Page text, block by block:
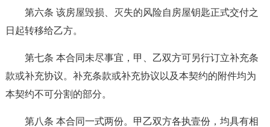
第六条 该房屋毁损、灭失的风险自房屋钥匙正式交付之
日起转移给乙方。
第七条 本合同未尽事宜，甲、乙双方可另行订立补充条
款或补充协议。补充条款或补充协议以及本契约的附件均为
本契约不可分割的部分。
第八条 本合同一式两份。甲乙双方各执壹份，均具有相